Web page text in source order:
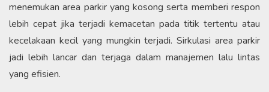
menemukan area parkir yang kosong serta memberi respon
lebih cepat jika terjadi kemacetan pada titik tertentu atau
kecelakaan kecil yang mungkin terjadi. Sirkulasi area parkir
jadi lebih lancar dan terjaga dalam manajemen lalu lintas
yang efisien.